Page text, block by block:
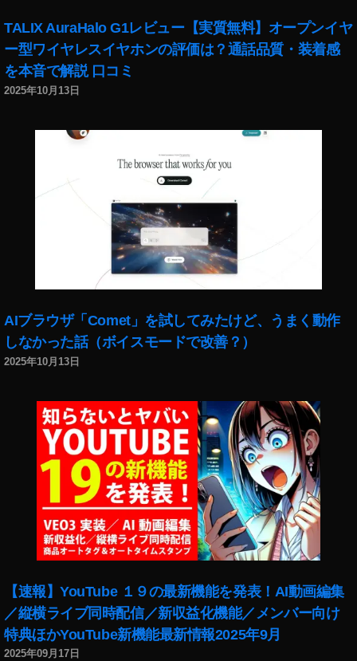
TALIX AuraHalo G1レビュー【実質無料】オープンイヤ
ー型ワイヤレスイヤホンの評価は？通話品質・装着感
を本音で解説 口コミ
2025年10月13日
AIブラウザ「Comet」を試してみたけど、うまく動作
しなかった話（ボイスモードで改善？）
2025年10月13日
【速報】YouTube １９の最新機能を発表！AI動画編集
／縦横ライブ同時配信／新収益化機能／メンバー向け
特典ほかYouTube新機能最新情報2025年9月
2025年09月17日